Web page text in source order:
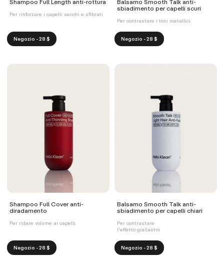
Shampoo Full Length anti-rottura
Per rinforzare i capelli secchi e sfibrati
Negozio - 28 $
Balsamo Smooth Talk anti-
sbiadimento per capelli scuri
Per contrastare i toni metallici
Negozio - 28 $
Shampoo Full Cover anti-
diradamento
Per ridare volume ai capelli
Negozio - 28 $
Balsamo Smooth Talk anti-
sbiadimento per capelli chiari
Per contrastare
l'effetto giallastro
Negozio - 28 $